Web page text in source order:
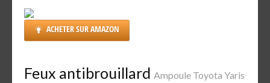
ACHETER SUR AMAZON
Feux antibrouillard Ampoule Toyota Yaris